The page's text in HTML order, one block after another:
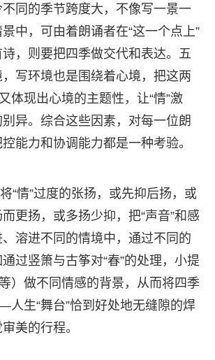
同的季节跨度大，不像写一景一
中，可由着朗诵者在“这一个点上”
，则要把四季做交代和表达。五
写环境也是围绕着心境，把这两
体现出心境的主题性，让“情”激
异。综合这些因素，对每一位朗
能力和协调能力都是一种考验。
“情”过度的张扬，或先抑后扬，或
更扬，或多扬少抑，把“声音”和感
溶进不同的情境中，通过不同的
过竖箫与古筝对“春”的处理，小提
）做不同情感的背景，从而将四季
人生“舞台”恰到好处地无缝隙的焊
美的行程。